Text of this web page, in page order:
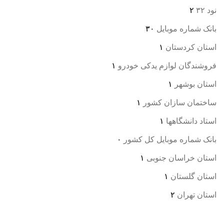
نود ۳۲ ۲
بانک شماره موبایل ۳۰
استان کردستان ۱
فروشندگان لوازم یدکی خودرو ۱
استان بوشهر ۱
ساختمان سازان کشور ۱
استاد دانشگاهها ۱
بانک شماره موبایل کل کشور ۰
استان خراسان جنوبی ۱
استان گلستان ۱
استان تهران ۲